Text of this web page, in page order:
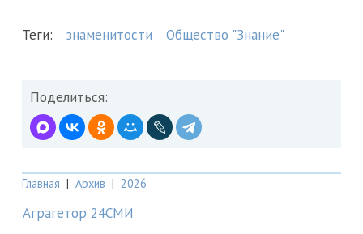
Теги: знаменитости Общество "Знание"
Поделиться:
Главная | Архив | 2026
Аграгетор 24СМИ